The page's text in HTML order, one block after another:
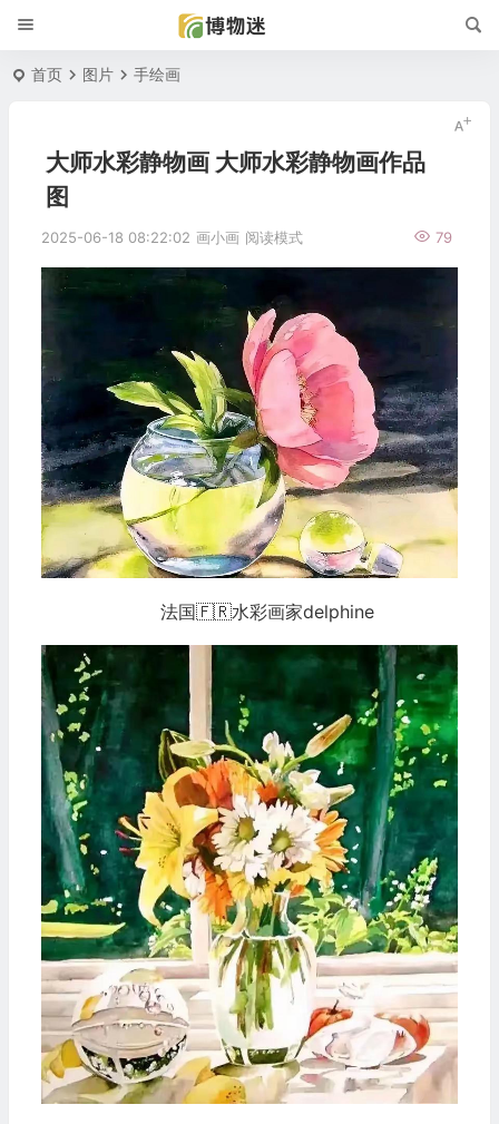
首页 图片 手绘画
大师水彩静物画 大师水彩静物画作品
图
2025-06-18 08:22:02 画小画 79
阅读模式
法国🇫🇷水彩画家delphine